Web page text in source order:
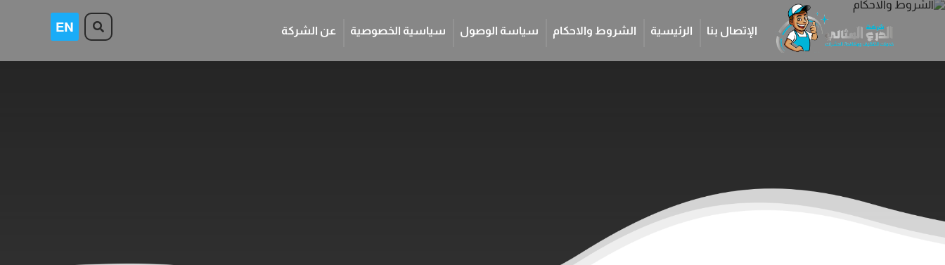
الإتصال بنا الرئيسية الشروط والاحكام سياسة الوصول سياسية الخصوصية عن الشركة